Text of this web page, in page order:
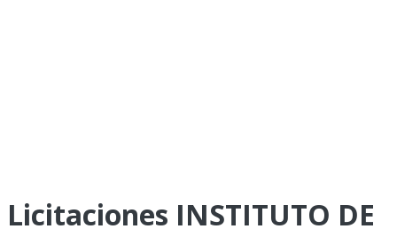
Licitaciones INSTITUTO DE